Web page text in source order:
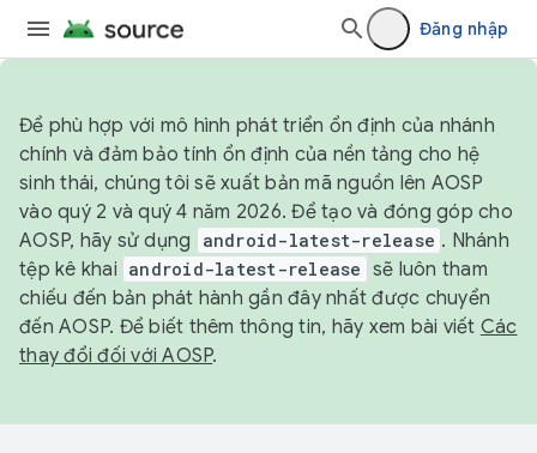
Đăng nhập
Để phù hợp với mô hình phát triển ổn định của nhánh
chính và đảm bảo tính ổn định của nền tảng cho hệ
sinh thái, chúng tôi sẽ xuất bản mã nguồn lên AOSP
vào quý 2 và quý 4 năm 2026. Để tạo và đóng góp cho
AOSP, hãy sử dụng
android-latest-release . Nhánh
tệp kê khai android-latest-release sẽ luôn tham
chiếu đến bản phát hành gần đây nhất được chuyển
đến AOSP. Để biết thêm thông tin, hãy xem bài viết Các
thay đổi đối với AOSP.